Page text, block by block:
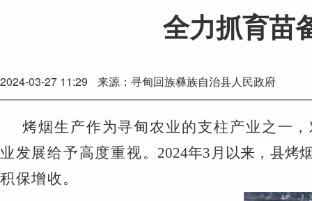
全力抓育苗
2024-03-27 11:29 来源：寻甸回族彝族自治县人民政府
烤烟生产作为寻甸农业的支柱产业之一，
业发展给予高度重视。2024年3月以来，县烤
积保增收。